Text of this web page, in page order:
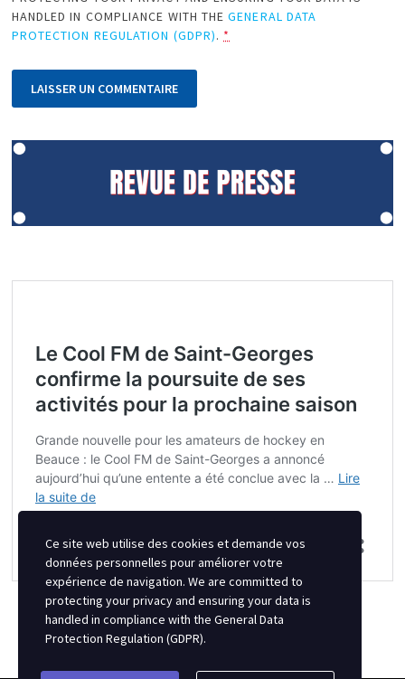
HANDLED IN COMPLIANCE WITH THEGENERAL DATA
PROTECTION REGULATION (GDPR). *
Ce site web utilise des cookies et demande vos
données personnelles pour améliorer votre
expérience de navigation. We are committed to
protecting your privacy and ensuring your data is
handled in compliance with the General Data
Protection Regulation (GDPR).